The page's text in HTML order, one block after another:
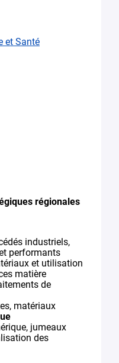
et Santé
régionales
industriels,
performants
et utilisation
matière
de
matériaux
jumeaux
des